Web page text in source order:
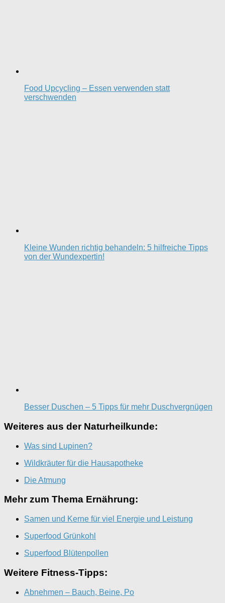
Food Upcycling – Essen verwenden statt
verschwenden
Kleine Wunden richtig behandeln: 5 hilfreiche Tipps
von der Wundexpertin!
Besser Duschen – 5 Tipps für mehr Duschvergnügen
Weiteres aus der Naturheilkunde:
Was sind Lupinen?
Wildkräuter für die Hausapotheke
Die Atmung
Mehr zum Thema Ernährung:
Samen und Kerne für viel Energie und Leistung
Superfood Grünkohl
Superfood Blütenpollen
Weitere Fitness-Tipps:
Abnehmen – Bauch, Beine, Po